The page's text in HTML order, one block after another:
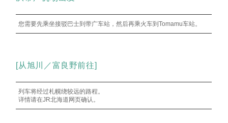
您需要先乘坐接驳巴士到带广车站，然后再乘火车到Tomamu车站。
[从旭川／富良野前往]
列车将经过札幌绕较远的路程。
详情请在JR北海道网页确认。